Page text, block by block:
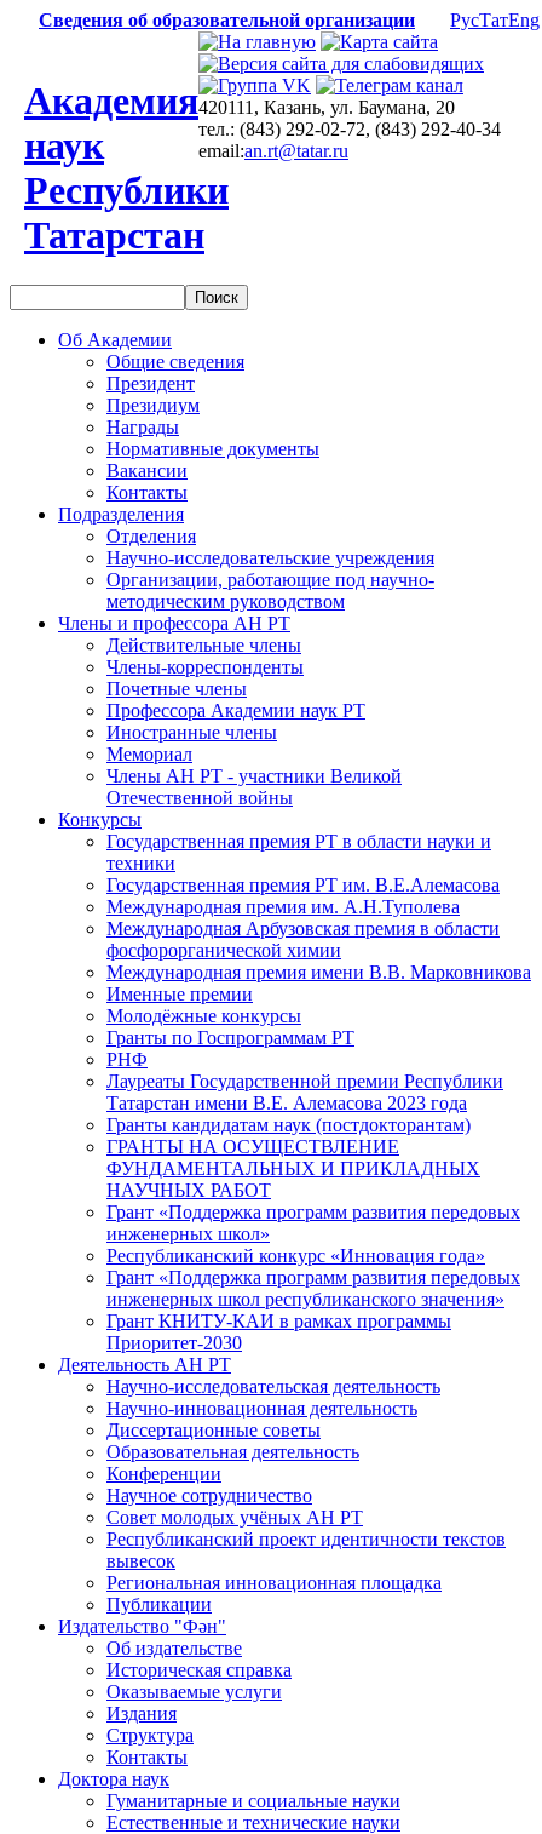
Сведения об образовательной организации РусТатEng
Академия
наук
Республики
Татарстан
420111, Казань, ул. Баумана, 20
тел.: (843) 292-02-72, (843) 292-40-34
email:an.rt@tatar.ru
Об Академии
Общие сведения
Президент
Президиум
Награды
Нормативные документы
Вакансии
Контакты
Подразделения
Отделения
Научно-исследовательские учреждения
Организации, работающие под научно-
методическим руководством
Члены и профессора АН РТ
Действительные члены
Члены-корреспонденты
Почетные члены
Профессора Академии наук РТ
Иностранные члены
Мемориал
Члены АН РТ - участники Великой
Отечественной войны
Конкурсы
Государственная премия РТ в области науки и
техники
Государственная премия РТ им. В.Е.Алемасова
Международная премия им. А.Н.Туполева
Международная Арбузовская премия в области
фосфорорганической химии
Международная премия имени В.В. Марковникова
Именные премии
Молодёжные конкурсы
Гранты по Госпрограммам РТ
РНФ
Лауреаты Государственной премии Республики
Татарстан имени В.Е. Алемасова 2023 года
Гранты кандидатам наук (постдокторантам)
ГРАНТЫ НА ОСУЩЕСТВЛЕНИЕ
ФУНДАМЕНТАЛЬНЫХ И ПРИКЛАДНЫХ
НАУЧНЫХ РАБОТ
Грант «Поддержка программ развития передовых
инженерных школ»
Республиканский конкурс «Инновация года»
Грант «Поддержка программ развития передовых
инженерных школ республиканского значения»
Грант КНИТУ-КАИ в рамках программы
Приоритет-2030
Деятельность АН РТ
Научно-исследовательская деятельность
Научно-инновационная деятельность
Диссертационные советы
Образовательная деятельность
Конференции
Научное сотрудничество
Совет молодых учёных АН РТ
Республиканский проект идентичности текстов
вывесок
Региональная инновационная площадка
Публикации
Издательство "Фән"
Об издательстве
Историческая справка
Оказываемые услуги
Издания
Структура
Контакты
Доктора наук
Гуманитарные и социальные науки
Естественные и технические науки